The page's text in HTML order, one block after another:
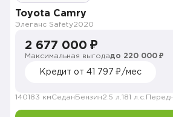
Toyota Camry
Элеганс Safety2020
2 677 000 ₽
Максимальная выгодадо 220 000 ₽
Кредит от 41 797 ₽/мес
140183 кмСедан Бензин2.5 л. 181 л.с.